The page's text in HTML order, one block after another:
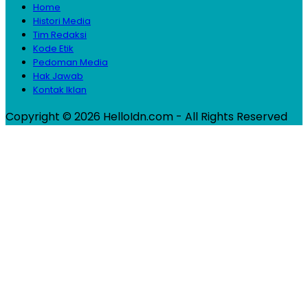
Home
Histori Media
Tim Redaksi
Kode Etik
Pedoman Media
Hak Jawab
Kontak Iklan
Copyright © 2026 HelloIdn.com - All Rights Reserved